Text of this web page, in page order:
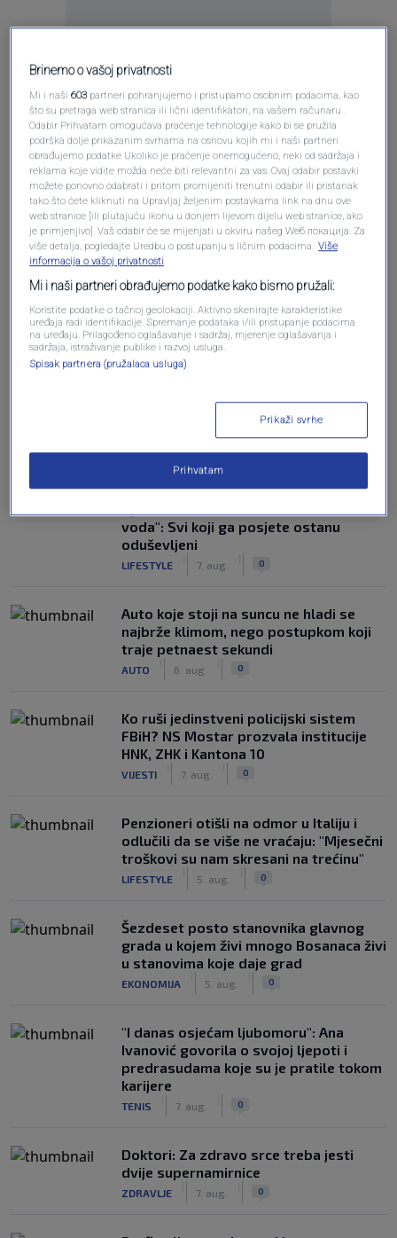
Oglas
Susjedi pišu o gradu u BiH na devet
voda": Svi koji ga posjete ostanu
oduševljeni
LIFESTYLE 7. aug. 0
Auto koje stoji na suncu ne hladi se
najbrže klimom, nego postupkom koji
traje petnaest sekundi
AUTO 6. aug. 0
Ko ruši jedinstveni policijski sistem
FBiH? NS Mostar prozvala institucije
HNK, ZHK i Kantona 10
VIJESTI 7. aug. 0
Penzioneri otišli na odmor u Italiju i
odlučili da se više ne vraćaju: "Mjesečni
troškovi su nam skresani na trećinu"
LIFESTYLE 5. aug. 0
Šezdeset posto stanovnika glavnog
grada u kojem živi mnogo Bosanaca živi
u stanovima koje daje grad
EKONOMIJA 5. aug. 0
"I danas osjećam ljubomoru": Ana
Ivanović govorila o svojoj ljepoti i
predrasudama koje su je pratile tokom
karijere
TENIS 7. aug. 0
Doktori: Za zdravo srce treba jesti
dvije supernamirnice
ZDRAVLJE 7. aug. 0
Brinemo o vašoj privatnosti
Mi i naši603 partneri pohranjujemo i pristupamo osobnim podacima, kao
što su pretraga web stranica ili lični identifikatori, na vašem računaru .
Odabir Prihvatam omogućava praćenje tehnologije kako bi se pružila
podrška dolje prikazanim svrhama na osnovu kojih mi i naši partneri
obrađujemo podatke Ukoliko je praćenje onemogućeno, neki od sadržaja i
reklama koje vidite možda neće biti relevantni za vas. Ovaj odabir postavki
možete ponovno odabrati i pritom promijeniti trenutni odabir ili pristanak
tako što ćete kliknuti na Upravljaj željenim postavkama link na dnu ove
web stranice [ili plutajuću ikonu u donjem lijevom dijelu web stranice, ako
je primjenjivo]. Vaš odabir će se mijenjati u okviru našeg Wеб локација. Za
više detalja, pogledajte Uredbu o postupanju s ličnim podacima. Više
informacija o vašoj privatnosti
Mi i naši partneri obrađujemo podatke kako bismo pružali:
Koristite podatke o tačnoj geolokaciji. Aktivno skenirajte karakteristike
uređaja radi identifikacije. Spremanje podataka i/ili pristupanje podacima
na uređaju. Prilagođeno oglašavanje i sadržaj, mjerenje oglašavanja i
sadržaja, istraživanje publike i razvoj usluga.
Spisak partnera (pružalaca usluga)
Prikaži svrhe
Prihvatam